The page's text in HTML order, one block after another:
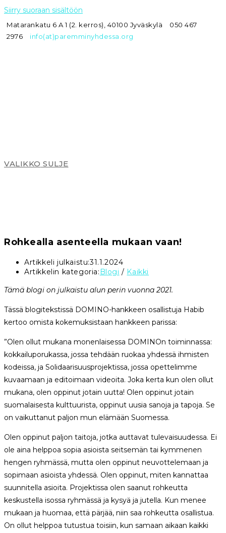
Siirry suoraan sisältöön
Matarankatu 6 A 1 (2. kerros), 40100 Jyväskylä
050 467
2976
info(at)paremminyhdessa.org
VALIKKO SULJE
Rohkealla asenteella mukaan vaan!
Artikkeli julkaistu:31.1.2024
Artikkelin kategoria: Blogi / Kaikki
Tämä blogi on julkaistu alun perin vuonna 2021.
Tässä blogitekstissä DOMINO-hankkeen osallistuja Habib
kertoo omista kokemuksistaan hankkeen parissa:
”Olen ollut mukana monenlaisessa DOMINOn toiminnassa:
kokkailuporukassa, jossa tehdään ruokaa yhdessä ihmisten
kodeissa, ja Solidaarisuusprojektissa, jossa opettelimme
kuvaamaan ja editoimaan videoita. Joka kerta kun olen ollut
mukana, olen oppinut jotain uutta! Olen oppinut jotain
suomalaisesta kulttuurista, oppinut uusia sanoja ja tapoja. Se
on vaikuttanut paljon mun elämään Suomessa.
Olen oppinut paljon taitoja, jotka auttavat tulevaisuudessa. Ei
ole aina helppoa sopia asioista seitsemän tai kymmenen
hengen ryhmässä, mutta olen oppinut neuvottelemaan ja
sopimaan asioista yhdessä. Olen oppinut, miten kannattaa
suunnitella asioita. Projektissa olen saanut rohkeutta
keskustella isossa ryhmässä ja kysyä ja jutella. Kun menee
mukaan ja huomaa, että pärjää, niin saa rohkeutta osallistua.
On ollut helppoa tutustua toisiin, kun samaan aikaan kaikki